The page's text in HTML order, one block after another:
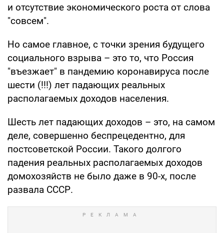
и отсутствие экономического роста от слова
"совсем".
Но самое главное, с точки зрения будущего
социального взрыва – это то, что Россия
"въезжает" в пандемию коронавируса после
шести (!!!) лет падающих реальных
располагаемых доходов населения.
Шесть лет падающих доходов – это, на самом
деле, совершенно беспрецедентно, для
постсоветской России. Такого долгого
падения реальных располагаемых доходов
домохозяйств не было даже в 90-х, после
развала СССР.